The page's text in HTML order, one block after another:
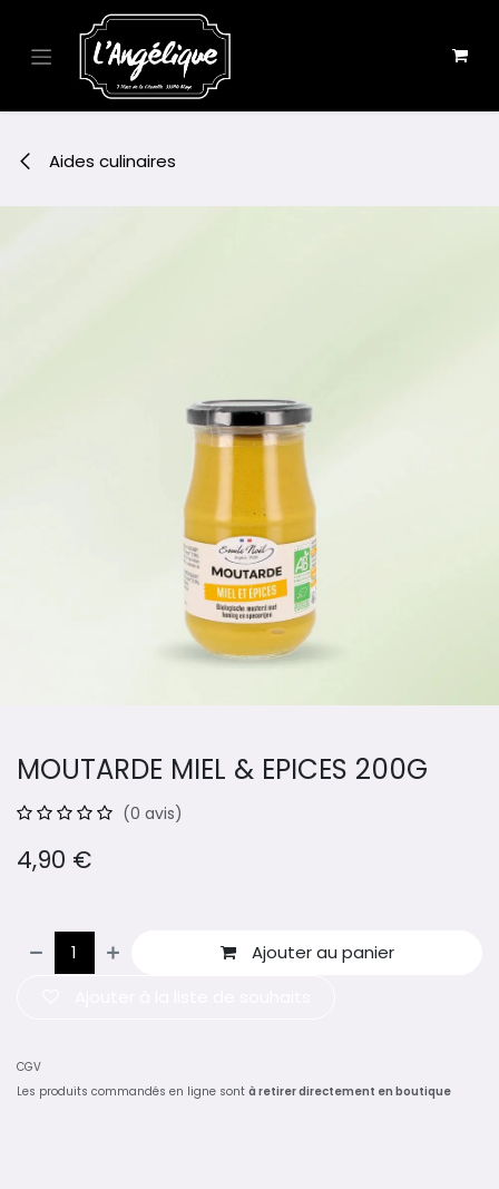
Se rendre au contenu
Aides culinaires
MOUTARDE MIEL & EPICES 200G
(0 avis)
4,90 €
Ajouter au panier
CGV
Les produits commandés en ligne sont à retirer directement en boutique